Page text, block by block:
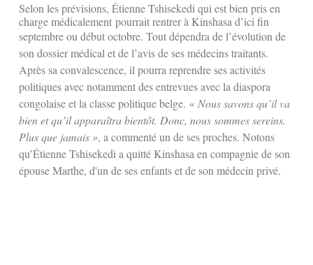
Selon les prévisions, Étienne Tshisekedi qui est bien pris en
charge médicalement pourrait rentrer à Kinshasa d’ici fin
septembre ou début octobre. Tout dépendra de l’évolution de
son dossier médical et de l’avis de ses médecins traitants.
Après sa convalescence, il pourra reprendre ses activités
politiques avec notamment des entrevues avec la diaspora
congolaise et la classe politique belge. « Nous savons qu’il va
bien et qu’il apparaîtra bientôt. Donc, nous sommes sereins.
Plus que jamais », a commenté un de ses proches. Notons
qu’Étienne Tshisekedi a quitté Kinshasa en compagnie de son
épouse Marthe, d'un de ses enfants et de son médecin privé.